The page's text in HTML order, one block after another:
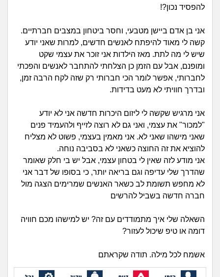
מדורים
זוגיות
היריון ולידה
הורות ומשפחה
מתבגרים
מהבקו"ם... ועד מתי?!
לימודים וסטודנטים
חיפוש שאלות
הרשמה | התחברות
להפסיד נכון?!
אני בן אדם ביישן מטבעי, וחסר ביטחון במצבים חברתיים.
קשה לי מאוד להיפתח לאנשים חדשים, למרות שאני יודע
שיש לי מה לתת. מאז הילדות אני זוכר את עצמי שקט
ומופנם, אבל עם הזמן כן הצלחתי להתחבר לאנשים והפכתי
לחברותי, אפשר לומר הכי חברותי רק שזה לקח הרבה זמן,
ובדרך חוויתי לא מעט בדידות.
אני מרגיש שקשה לי ליזום היכרות חדשה אני לא יודע
"למכור" את עצמי, ואני גם לא רוצה לזייף ולהעמיד פנים
שאני מישהו שאני לא. אני מאמין בעצמי, פשוט לא מצליח
להוציא את זה החוצה כשאני לא בסביבה נוחה.
אני מודע לזה שאין לי בטחון עצמי, אבל יש בי חלק שאומר
שהדרך שלי עדיפה וגם בריאה יותר, כי בסופו של דבר אני
לא מחפש תשומת לב כשאר האנשים שמרימים הצגה מול
חברה חדשה בשביל להרשים
השאלה שלי איך מתמודדים עם זה? יש למישהו מכם חוויה
דומה או טיפ שיכול לעזור?
אשמח לכל מילה. תודה שקראתם